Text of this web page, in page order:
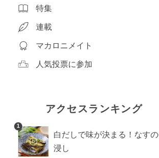
特集
連載
マカロニメイト
人気投票に参加
アクセスランキング
1
白だしで味が決まる！なす
浸し